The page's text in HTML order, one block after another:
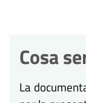
Cosa
La